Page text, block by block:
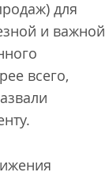
для
и важной
всего,